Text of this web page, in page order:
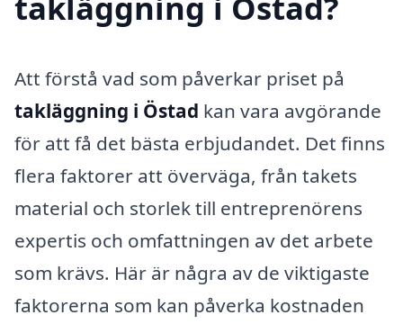
Att förstå vad som påverkar priset på
takläggning i Östad kan vara avgörande
för att få det bästa erbjudandet. Det finns
flera faktorer att överväga, från takets
material och storlek till entreprenörens
expertis och omfattningen av det arbete
som krävs. Här är några av de viktigaste
faktorerna som kan påverka kostnaden